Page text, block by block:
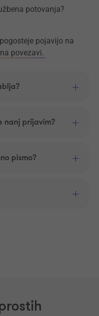
potovanja?
pojavijo na
na povezavi.
nanj prijavim?
pismo?